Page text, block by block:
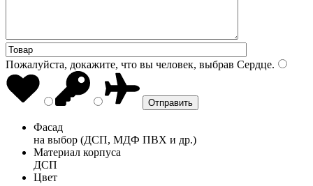
Пожалуйста, докажите, что вы человек, выбрав Сердце.
Фасад
на выбор (ДСП, МДФ ПВХ и др.)
Материал корпуса
ДСП
Цвет